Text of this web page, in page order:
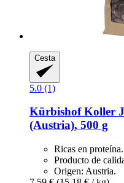
Cesta
5.0 (1)
Kürbishof Koller
(Austria), 500 g
Ricas en proteína.
Producto de
Origen: Austria.